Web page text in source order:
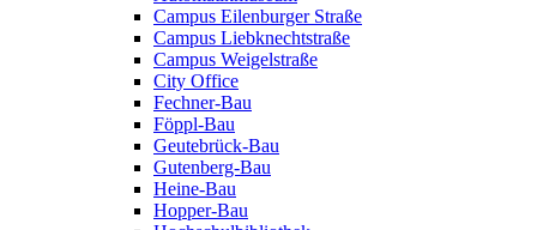
Campus Eilenburger Straße
Campus Liebknechtstraße
Campus Weigelstraße
City Office
Fechner-Bau
Föppl-Bau
Geutebrück-Bau
Gutenberg-Bau
Heine-Bau
Hopper-Bau